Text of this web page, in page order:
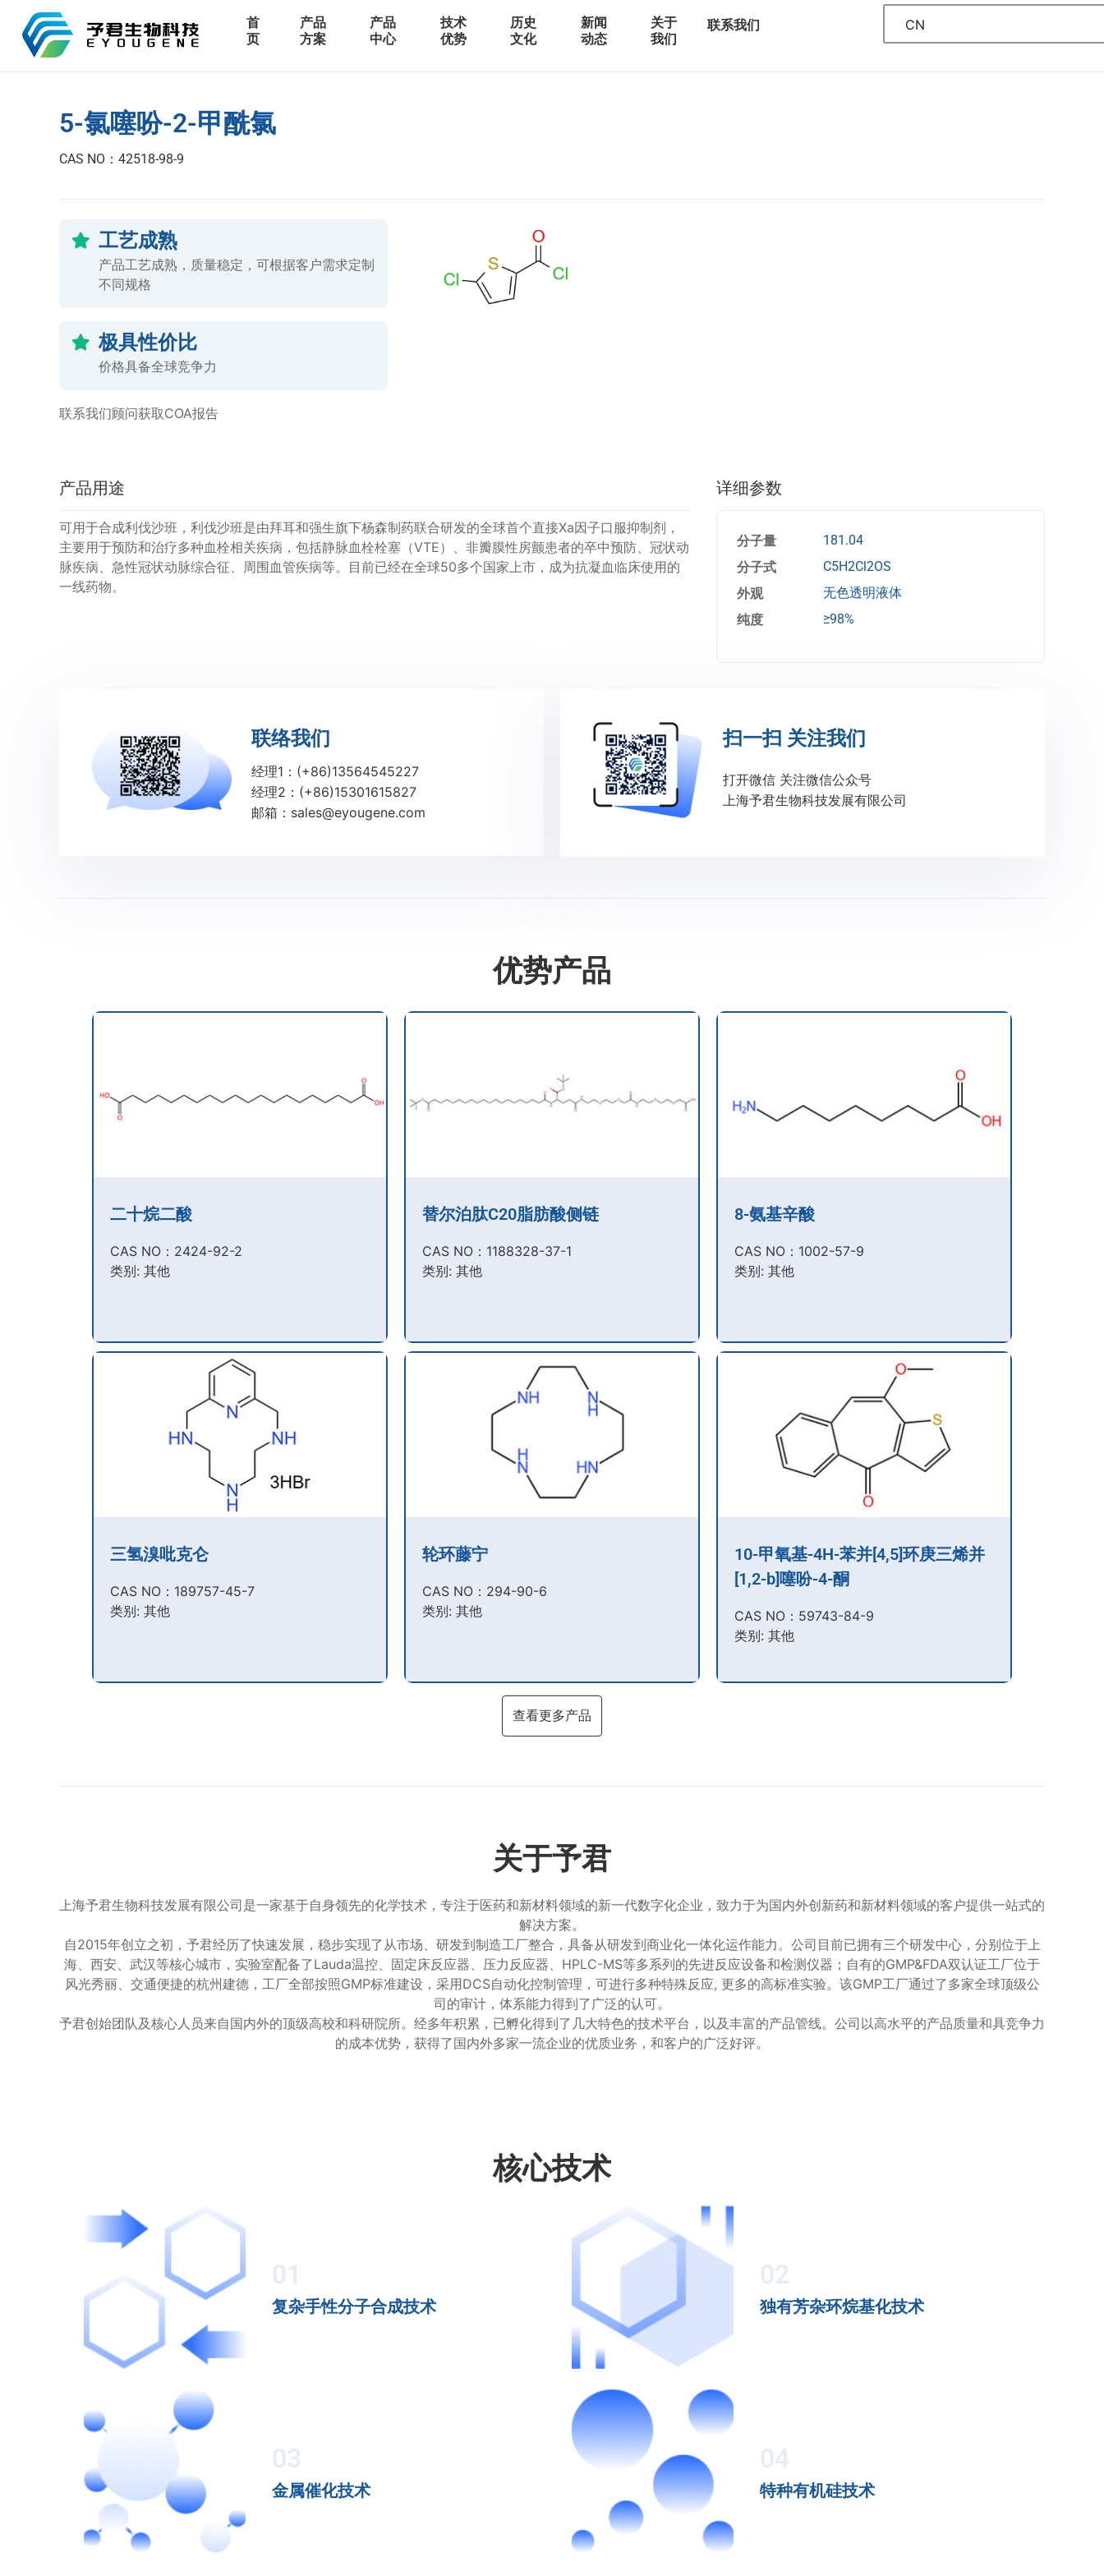
首
页
产品
方案
产品
中心
技术
优势
历史
文化
新闻
动态
关于
我们
联系我们 CN
5-氯噻吩-2-甲酰氯
CAS NO：42518-98-9
工艺成熟
产品工艺成熟，质量稳定，可根据客户需求定制
不同规格
极具性价比
价格具备全球竞争力
联系我们顾问获取COA报告
产品用途 详细参数
可用于合成利伐沙班，利伐沙班是由拜耳和强生旗下杨森制药联合研发的全球首个直接Xa因子口服抑制剂，
主要用于预防和治疗多种血栓相关疾病，包括静脉血栓栓塞（VTE）、非瓣膜性房颤患者的卒中预防、冠状动
脉疾病、急性冠状动脉综合征、周围血管疾病等。目前已经在全球50多个国家上市，成为抗凝血临床使用的
一线药物。
分子量 181.04
分子式 C5H2Cl2OS
外观 无色透明液体
纯度 ≥98%
联络我们
经理1：(+86)13564545227
经理2：(+86)15301615827
邮箱：sales@eyougene.com
扫一扫 关注我们
打开微信 关注微信公众号
上海予君生物科技发展有限公司
优势产品
二十烷二酸
CAS NO：2424-92-2​
类别: 其他
替尔泊肽C20脂肪酸侧链
CAS NO：1188328-37-1
类别: 其他
8-氨基辛酸
CAS NO：1002-57-9​
类别: 其他
三氢溴吡克仑
CAS NO：189757-45-7​
类别: 其他
轮环藤宁
CAS NO：294-90-6​
类别: 其他
10-甲氧基-4H-苯并[4,5]环庚三烯并
[1,2-b]噻吩-4-酮
CAS NO：59743-84-9​
类别: 其他
查看更多产品
关于予君
上海予君生物科技发展有限公司是一家基于自身领先的化学技术，专注于医药和新材料领域的新一代数字化企业，致力于为国内外创新药和新材料领域的客户提供一站式的
解决方案。
自2015年创立之初，予君经历了快速发展，稳步实现了从市场、研发到制造工厂整合，具备从研发到商业化一体化运作能力。公司目前已拥有三个研发中心，分别位于上
海、西安、武汉等核心城市，实验室配备了Lauda温控、固定床反应器、压力反应器、HPLC-MS等多系列的先进反应设备和检测仪器；自有的GMP&FDA双认证工厂位于
风光秀丽、交通便捷的杭州建德，工厂全部按照GMP标准建设，采用DCS自动化控制管理，可进行多种特殊反应, 更多的高标准实验。该GMP工厂通过了多家全球顶级公
司的审计，体系能力得到了广泛的认可。
予君创始团队及核心人员来自国内外的顶级高校和科研院所。经多年积累，已孵化得到了几大特色的技术平台，以及丰富的产品管线。公司以高水平的产品质量和具竞争力
的成本优势，获得了国内外多家一流企业的优质业务，和客户的广泛好评。
核心技术
01
复杂手性分子合成技术
02
独有芳杂环烷基化技术
03
金属催化技术
04
特种有机硅技术